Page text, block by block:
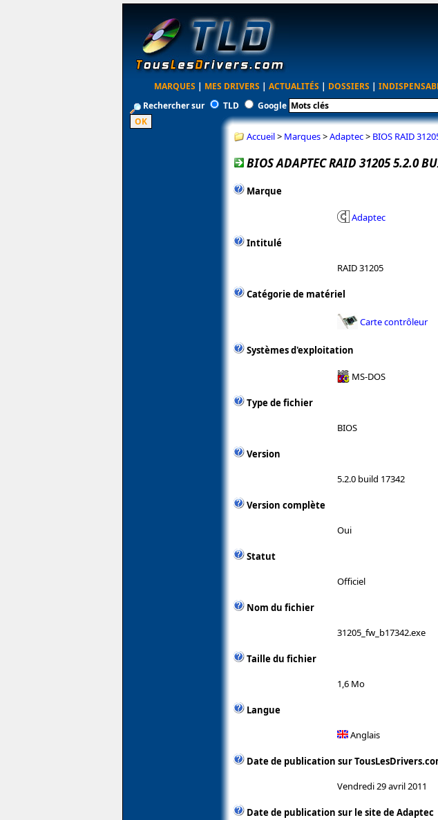
MARQUES | MES DRIVERS | ACTUALITÉS | DOSSIERS |
Rechercher sur
TLD Google
Accueil> Marques>Adaptec> BIOS RAID
BIOS ADAPTEC RAID 31205 5.2.0
Marque
Adaptec
Intitulé
RAID 31205
Catégorie de matériel
Carte contrôleur
Systèmes d'exploitation
MS-DOS
Type de fichier
BIOS
Version
5.2.0 build 17342
Version complète
Oui
Statut
Officiel
Nom du fichier
31205_fw_b17342.exe
Taille du fichier
1,6 Mo
Langue
Anglais
Date de publication sur
Vendredi 29 avril 2011
Date de publication sur le site de Adaptec